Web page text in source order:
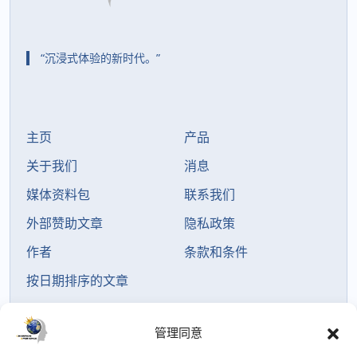
管理同意
“沉浸式体验的新时代。”
主页
关于我们
媒体资料包
外部赞助文章
作者
按日期排序的文章
产品
消息
联系我们
隐私政策
条款和条件